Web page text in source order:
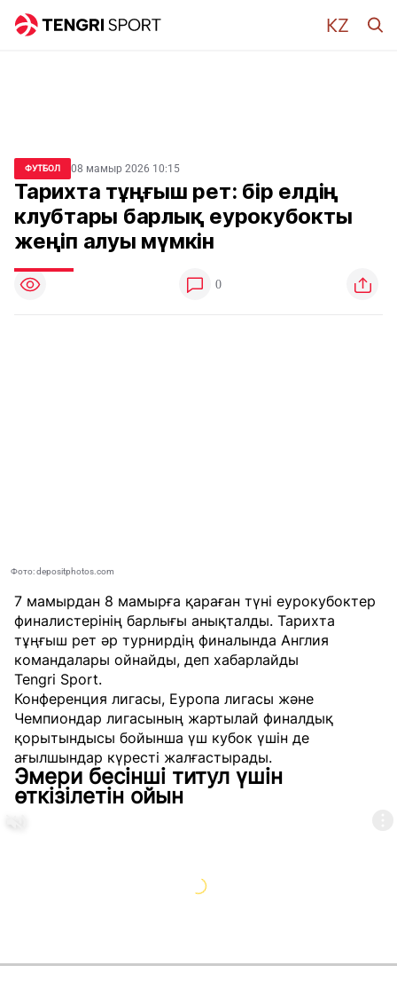
ФУТБОЛ 08 мамыр 2026 10:15
Тарихта тұңғыш рет: бір елдің
клубтары барлық еурокубокты
жеңіп алуы мүмкін
0
Фото: depositphotos.com
7 мамырдан 8 мамырға қараған түні еурокубоктер
финалистерінің барлығы анықталды. Тарихта
тұңғыш рет әр турнирдің финалында Англия
командалары ойнайды, деп хабарлайды
Tengri Sport.
Конференция лигасы, Еуропа лигасы және
Чемпиондар лигасының жартылай финалдық
қорытындысы бойынша үш кубок үшін де
ағылшындар күресті жалғастырады.
Эмери бесінші титул үшін
өткізілетін ойын